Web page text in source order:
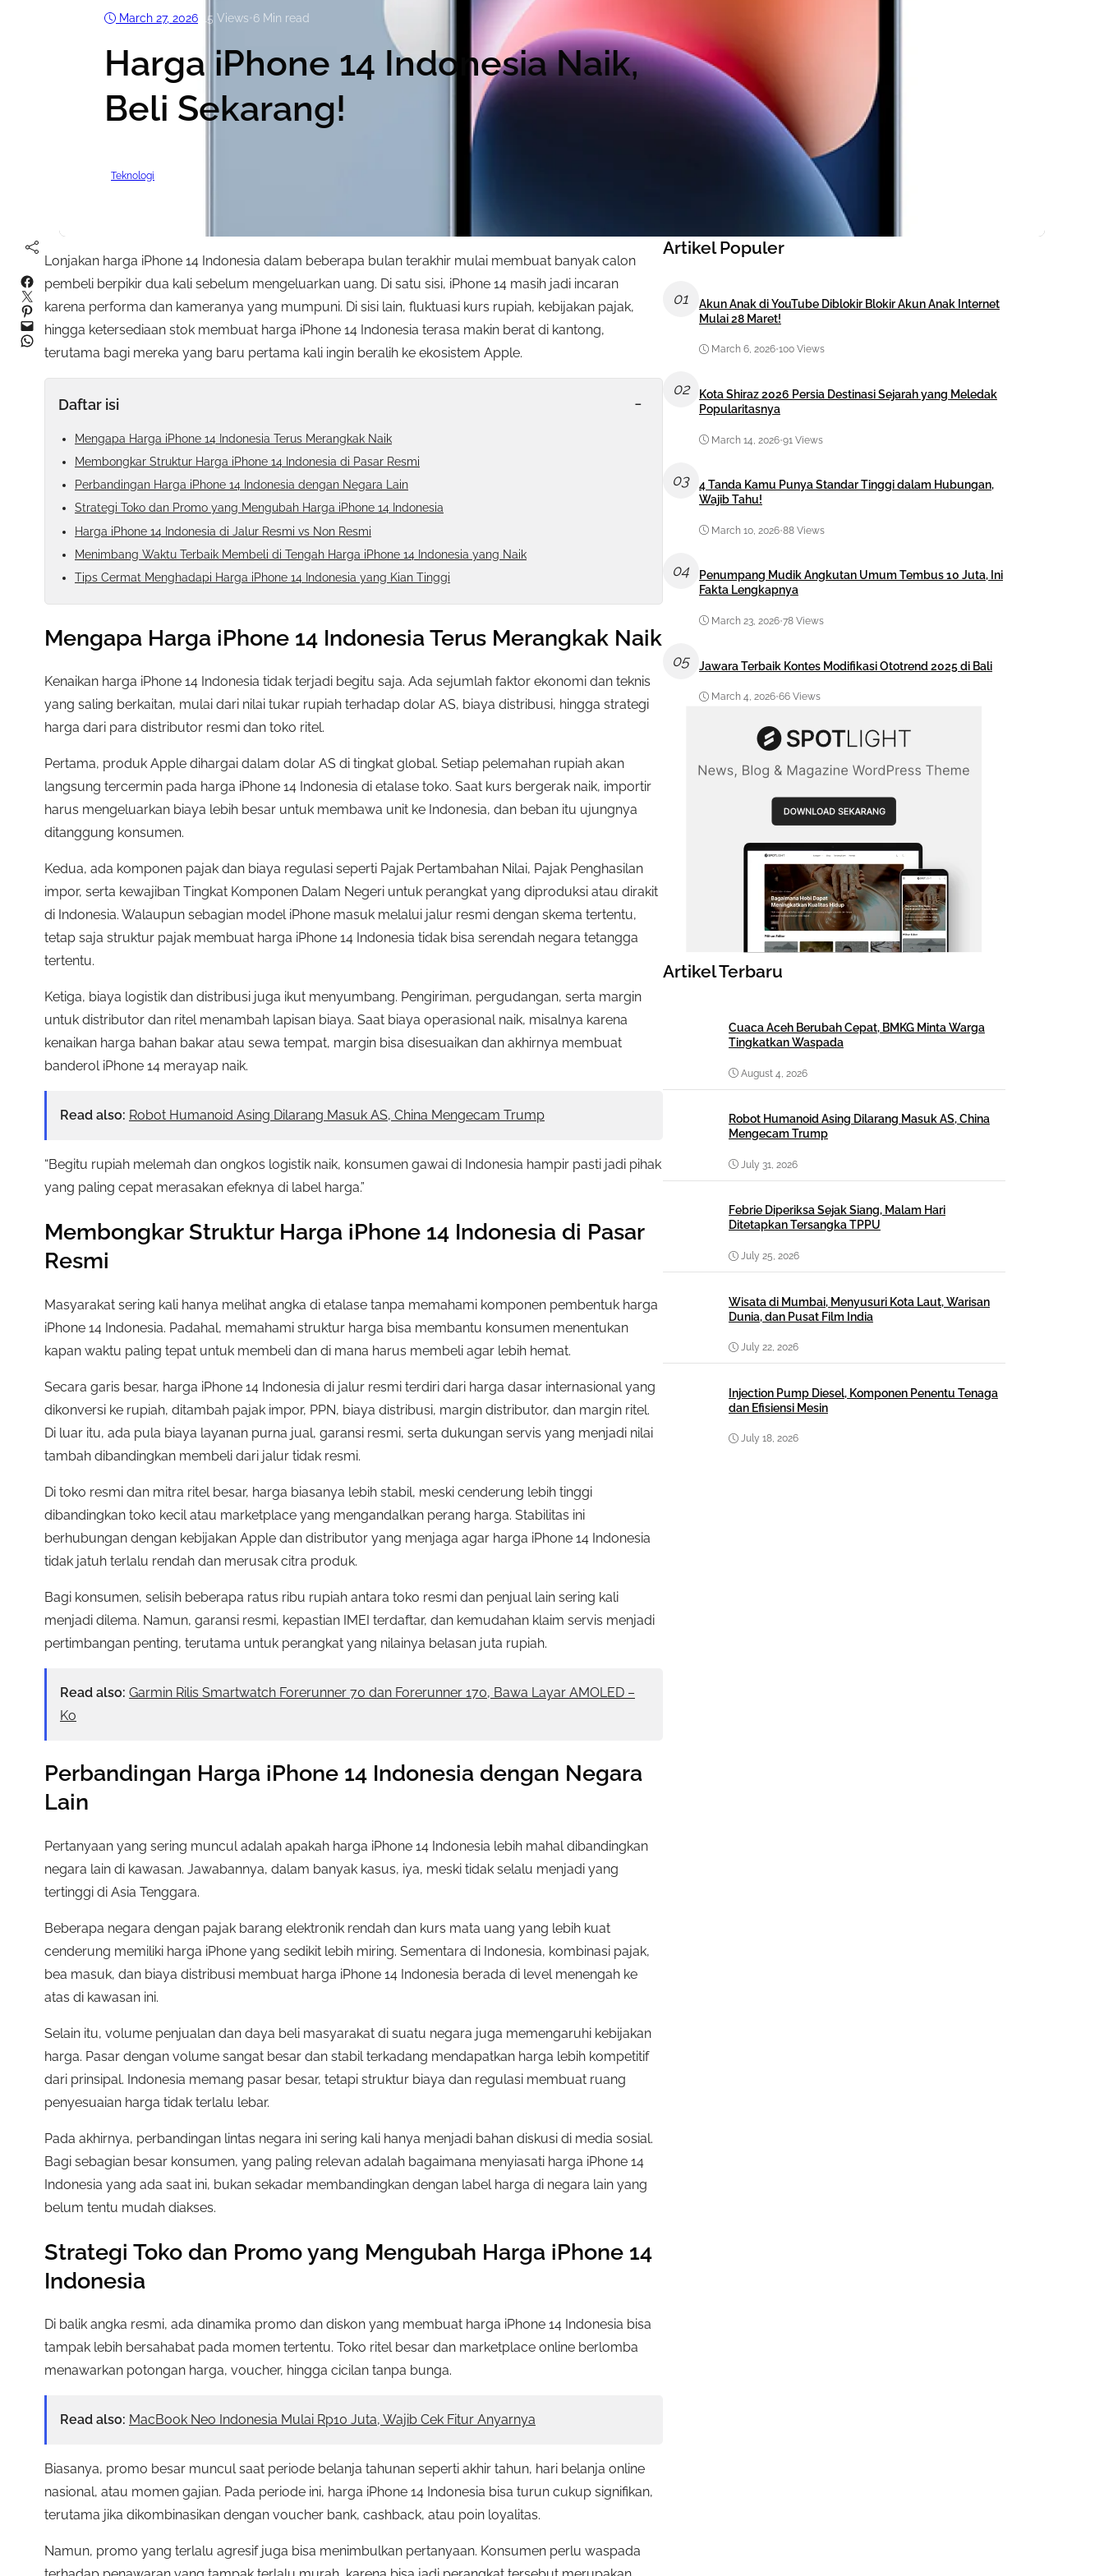
March 27, 2026 15 Views•6 Min read
Harga iPhone 14 Indonesia Naik,
Beli Sekarang!
Teknologi
Facebook
Twitter
Pinterest
Mail
WhatsApp
Lonjakan harga iPhone 14 Indonesia dalam beberapa bulan terakhir mulai membuat banyak calon
pembeli berpikir dua kali sebelum mengeluarkan uang. Di satu sisi, iPhone 14 masih jadi incaran
karena performa dan kameranya yang mumpuni. Di sisi lain, fluktuasi kurs rupiah, kebijakan pajak,
hingga ketersediaan stok membuat harga iPhone 14 Indonesia terasa makin berat di kantong,
terutama bagi mereka yang baru pertama kali ingin beralih ke ekosistem Apple.
Daftar isi -
Mengapa Harga iPhone 14 Indonesia Terus Merangkak Naik
Membongkar Struktur Harga iPhone 14 Indonesia di Pasar Resmi
Perbandingan Harga iPhone 14 Indonesia dengan Negara Lain
Strategi Toko dan Promo yang Mengubah Harga iPhone 14 Indonesia
Harga iPhone 14 Indonesia di Jalur Resmi vs Non Resmi
Menimbang Waktu Terbaik Membeli di Tengah Harga iPhone 14 Indonesia yang Naik
Tips Cermat Menghadapi Harga iPhone 14 Indonesia yang Kian Tinggi
Mengapa Harga iPhone 14 Indonesia Terus Merangkak Naik
Kenaikan harga iPhone 14 Indonesia tidak terjadi begitu saja. Ada sejumlah faktor ekonomi dan teknis
yang saling berkaitan, mulai dari nilai tukar rupiah terhadap dolar AS, biaya distribusi, hingga strategi
harga dari para distributor resmi dan toko ritel.
Pertama, produk Apple dihargai dalam dolar AS di tingkat global. Setiap pelemahan rupiah akan
langsung tercermin pada harga iPhone 14 Indonesia di etalase toko. Saat kurs bergerak naik, importir
harus mengeluarkan biaya lebih besar untuk membawa unit ke Indonesia, dan beban itu ujungnya
ditanggung konsumen.
Kedua, ada komponen pajak dan biaya regulasi seperti Pajak Pertambahan Nilai, Pajak Penghasilan
impor, serta kewajiban Tingkat Komponen Dalam Negeri untuk perangkat yang diproduksi atau dirakit
di Indonesia. Walaupun sebagian model iPhone masuk melalui jalur resmi dengan skema tertentu,
tetap saja struktur pajak membuat harga iPhone 14 Indonesia tidak bisa serendah negara tetangga
tertentu.
Ketiga, biaya logistik dan distribusi juga ikut menyumbang. Pengiriman, pergudangan, serta margin
untuk distributor dan ritel menambah lapisan biaya. Saat biaya operasional naik, misalnya karena
kenaikan harga bahan bakar atau sewa tempat, margin bisa disesuaikan dan akhirnya membuat
banderol iPhone 14 merayap naik.
Read also: Robot Humanoid Asing Dilarang Masuk AS, China Mengecam Trump
“Begitu rupiah melemah dan ongkos logistik naik, konsumen gawai di Indonesia hampir pasti jadi pihak
yang paling cepat merasakan efeknya di label harga.”
Membongkar Struktur Harga iPhone 14 Indonesia di Pasar
Resmi
Masyarakat sering kali hanya melihat angka di etalase tanpa memahami komponen pembentuk harga
iPhone 14 Indonesia. Padahal, memahami struktur harga bisa membantu konsumen menentukan
kapan waktu paling tepat untuk membeli dan di mana harus membeli agar lebih hemat.
Secara garis besar, harga iPhone 14 Indonesia di jalur resmi terdiri dari harga dasar internasional yang
dikonversi ke rupiah, ditambah pajak impor, PPN, biaya distribusi, margin distributor, dan margin ritel.
Di luar itu, ada pula biaya layanan purna jual, garansi resmi, serta dukungan servis yang menjadi nilai
tambah dibandingkan membeli dari jalur tidak resmi.
Di toko resmi dan mitra ritel besar, harga biasanya lebih stabil, meski cenderung lebih tinggi
dibandingkan toko kecil atau marketplace yang mengandalkan perang harga. Stabilitas ini
berhubungan dengan kebijakan Apple dan distributor yang menjaga agar harga iPhone 14 Indonesia
tidak jatuh terlalu rendah dan merusak citra produk.
Bagi konsumen, selisih beberapa ratus ribu rupiah antara toko resmi dan penjual lain sering kali
menjadi dilema. Namun, garansi resmi, kepastian IMEI terdaftar, dan kemudahan klaim servis menjadi
pertimbangan penting, terutama untuk perangkat yang nilainya belasan juta rupiah.
Read also: Garmin Rilis Smartwatch Forerunner 70 dan Forerunner 170, Bawa Layar AMOLED –
Ko
Perbandingan Harga iPhone 14 Indonesia dengan Negara
Lain
Pertanyaan yang sering muncul adalah apakah harga iPhone 14 Indonesia lebih mahal dibandingkan
negara lain di kawasan. Jawabannya, dalam banyak kasus, iya, meski tidak selalu menjadi yang
tertinggi di Asia Tenggara.
Beberapa negara dengan pajak barang elektronik rendah dan kurs mata uang yang lebih kuat
cenderung memiliki harga iPhone yang sedikit lebih miring. Sementara di Indonesia, kombinasi pajak,
bea masuk, dan biaya distribusi membuat harga iPhone 14 Indonesia berada di level menengah ke
atas di kawasan ini.
Selain itu, volume penjualan dan daya beli masyarakat di suatu negara juga memengaruhi kebijakan
harga. Pasar dengan volume sangat besar dan stabil terkadang mendapatkan harga lebih kompetitif
dari prinsipal. Indonesia memang pasar besar, tetapi struktur biaya dan regulasi membuat ruang
penyesuaian harga tidak terlalu lebar.
Pada akhirnya, perbandingan lintas negara ini sering kali hanya menjadi bahan diskusi di media sosial.
Bagi sebagian besar konsumen, yang paling relevan adalah bagaimana menyiasati harga iPhone 14
Indonesia yang ada saat ini, bukan sekadar membandingkan dengan label harga di negara lain yang
belum tentu mudah diakses.
Strategi Toko dan Promo yang Mengubah Harga iPhone 14
Indonesia
Di balik angka resmi, ada dinamika promo dan diskon yang membuat harga iPhone 14 Indonesia bisa
tampak lebih bersahabat pada momen tertentu. Toko ritel besar dan marketplace online berlomba
menawarkan potongan harga, voucher, hingga cicilan tanpa bunga.
Read also: MacBook Neo Indonesia Mulai Rp10 Juta, Wajib Cek Fitur Anyarnya
Biasanya, promo besar muncul saat periode belanja tahunan seperti akhir tahun, hari belanja online
nasional, atau momen gajian. Pada periode ini, harga iPhone 14 Indonesia bisa turun cukup signifikan,
terutama jika dikombinasikan dengan voucher bank, cashback, atau poin loyalitas.
Namun, promo yang terlalu agresif juga bisa menimbulkan pertanyaan. Konsumen perlu waspada
Artikel Populer
01
Akun Anak di YouTube Diblokir Blokir Akun Anak Internet
Mulai 28 Maret!
March 6, 2026•100 Views
02
Kota Shiraz 2026 Persia Destinasi Sejarah yang Meledak
Popularitasnya
March 14, 2026•91 Views
03
4 Tanda Kamu Punya Standar Tinggi dalam Hubungan,
Wajib Tahu!
March 10, 2026•88 Views
04
Penumpang Mudik Angkutan Umum Tembus 10 Juta, Ini
Fakta Lengkapnya
March 23, 2026•78 Views
05 Jawara Terbaik Kontes Modifikasi Ototrend 2025 di Bali
March 4, 2026•66 Views
Artikel Terbaru
Cuaca Aceh Berubah Cepat, BMKG Minta Warga
Tingkatkan Waspada
August 4, 2026
Robot Humanoid Asing Dilarang Masuk AS, China
Mengecam Trump
July 31, 2026
Febrie Diperiksa Sejak Siang, Malam Hari
Ditetapkan Tersangka TPPU
July 25, 2026
Wisata di Mumbai, Menyusuri Kota Laut, Warisan
Dunia, dan Pusat Film India
July 22, 2026
Injection Pump Diesel, Komponen Penentu Tenaga
dan Efisiensi Mesin
July 18, 2026